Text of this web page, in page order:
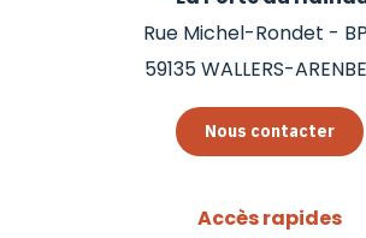
Rue Michel-Rondet -
59135WALLERS-
Nous contacter
Accès rapides